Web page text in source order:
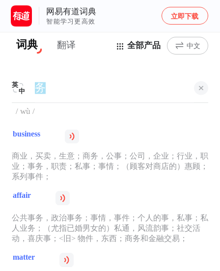
网易有道词典
智能学习更高效
立即下载
词典 翻译 全部产品 中文
英
中
/ wù /
business
商业，买卖，生意；商务，公事；公司，企业；行业，职
业；事务，职责；私事；事情；（顾客对商店的）惠顾；
系列事件；
affair
公共事务，政治事务；事情，事件；个人的事，私事；私
人业务；（尤指已婚男女的）私通，风流韵事；社交活
动，喜庆事；<旧> 物件，东西；商务和金融交易；
matter